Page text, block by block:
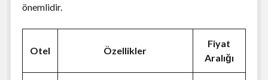
önemlidir.
Otel Özellikler
Fiyat
Aralığı